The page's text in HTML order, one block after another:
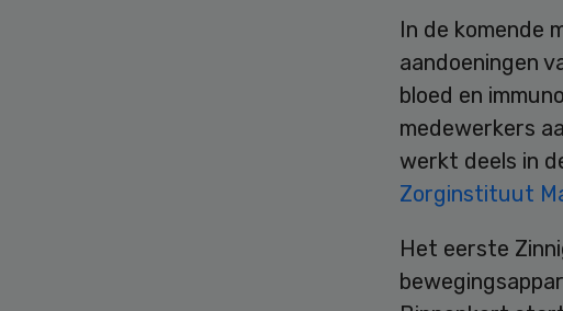
In de komende
aandoeningen
bloed en
medewerkers
werkt deels in
Zorginstituut
Het eerste